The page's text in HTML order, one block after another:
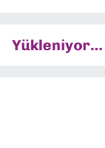
Yükleniyor...